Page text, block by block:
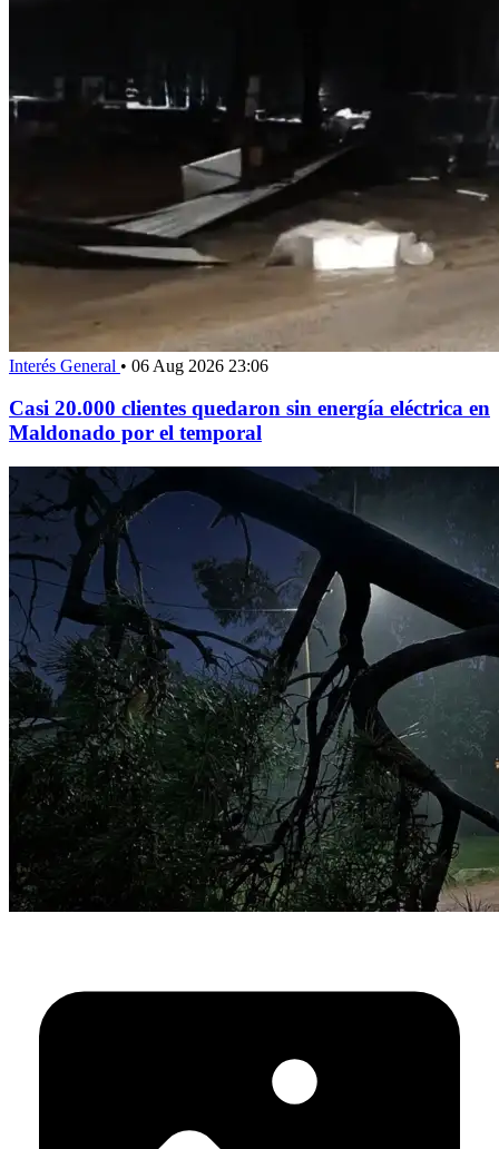
Interés General • 06 Aug 2026 23:06
Casi 20.000 clientes quedaron sin energía eléctrica en
Maldonado por el temporal